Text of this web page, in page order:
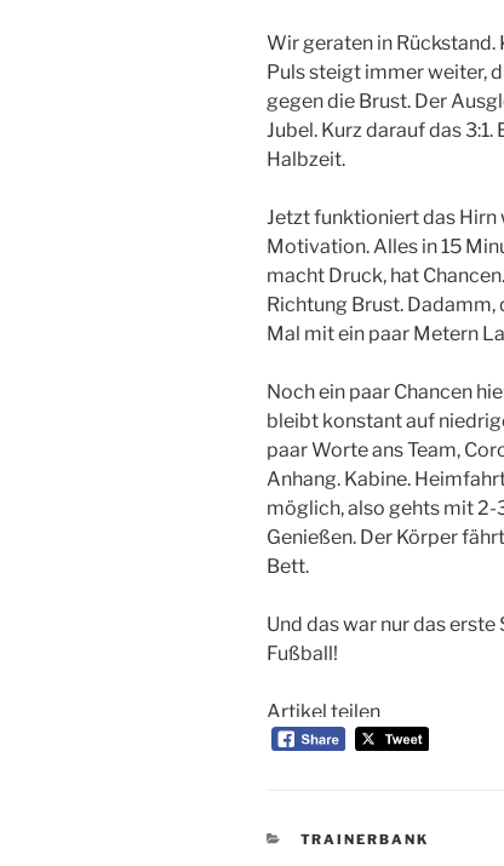
Wir geraten in Rückstand.
Puls steigt immer weiter,
gegen die Brust. Der
Jubel. Kurz darauf das
Halbzeit.
Jetzt funktioniert das Hirn
Motivation. Alles in 15
macht Druck, hat
Richtung Brust. Dadamm,
Mal mit ein paar Metern
Noch ein paar Chancen
bleibt konstant auf
paar Worte ans Team,
Anhang. Kabine.
möglich, also gehts mit 2-
Genießen. Der Körper
Bett.
Und das war nur das
Fußball!
Artikel teilen
KATEGORIEN
TRAINERBANK